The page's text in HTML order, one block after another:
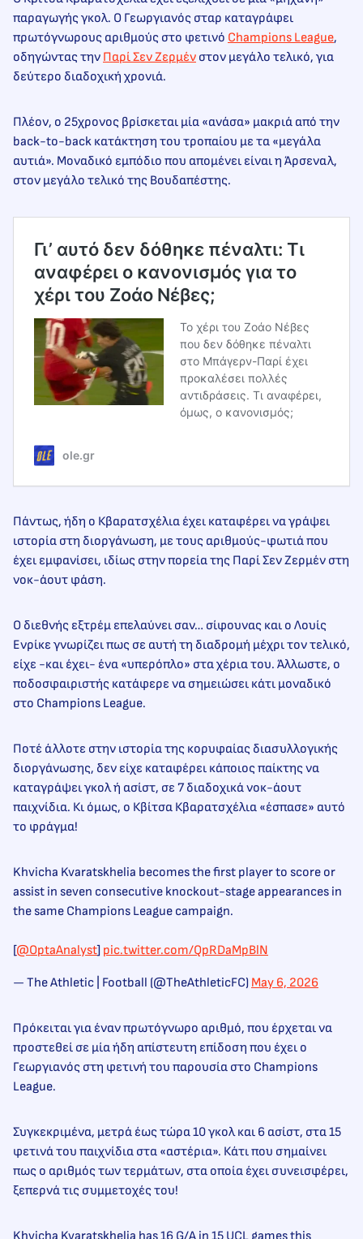
παραγωγής γκολ. Ο Γεωργιανός σταρ καταγράφει
πρωτόγνωρους αριθμούς στο φετινό Champions League,
οδηγώντας την Παρί Σεν Ζερμέν στον μεγάλο τελικό, για
δεύτερο διαδοχική χρονιά.
Πλέον, ο 25χρονος βρίσκεται μία «ανάσα» μακριά από την
back-to-back κατάκτηση του τροπαίου με τα «μεγάλα
αυτιά». Μοναδικό εμπόδιο που απομένει είναι η Άρσεναλ,
στον μεγάλο τελικό της Βουδαπέστης.
Γι’ αυτό δεν δόθηκε πέναλτι: Τι
αναφέρει ο κανονισμός για το
χέρι του Ζοάο Νέβες;
Το χέρι του Ζοάο Νέβες
που δεν δόθηκε πέναλτι
στο Μπάγερν-Παρί έχει
προκαλέσει πολλές
αντιδράσεις. Τι αναφέρει,
όμως, ο κανονισμός;
ole.gr
Πάντως, ήδη ο Κβαρατσχέλια έχει καταφέρει να γράψει
ιστορία στη διοργάνωση, με τους αριθμούς-φωτιά που
έχει εμφανίσει, ιδίως στην πορεία της Παρί Σεν Ζερμέν στη
νοκ-άουτ φάση.
Ο διεθνής εξτρέμ επελαύνει σαν… σίφουνας και ο Λουίς
Ενρίκε γνωρίζει πως σε αυτή τη διαδρομή μέχρι τον τελικό,
είχε -και έχει- ένα «υπερόπλο» στα χέρια του. Άλλωστε, ο
ποδοσφαιριστής κατάφερε να σημειώσει κάτι μοναδικό
στο Champions League.
Ποτέ άλλοτε στην ιστορία της κορυφαίας διασυλλογικής
διοργάνωσης, δεν είχε καταφέρει κάποιος παίκτης να
καταγράψει γκολ ή ασίστ, σε 7 διαδοχικά νοκ-άουτ
παιχνίδια. Κι όμως, ο Κβίτσα Κβαρατσχέλια «έσπασε» αυτό
το φράγμα!
Khvicha Kvaratskhelia becomes the first player to score or
assist in seven consecutive knockout-stage appearances in
the same Champions League campaign.
[@OptaAnalyst] pic.twitter.com/QpRDaMpBlN
— The Athletic | Football (@TheAthleticFC) May 6, 2026
Πρόκειται για έναν πρωτόγνωρο αριθμό, που έρχεται να
προστεθεί σε μία ήδη απίστευτη επίδοση που έχει ο
Γεωργιανός στη φετινή του παρουσία στο Champions
League.
Συγκεκριμένα, μετρά έως τώρα 10 γκολ και 6 ασίστ, στα 15
φετινά του παιχνίδια στα «αστέρια». Κάτι που σημαίνει
πως ο αριθμός των τερμάτων, στα οποία έχει συνεισφέρει,
ξεπερνά τις συμμετοχές του!